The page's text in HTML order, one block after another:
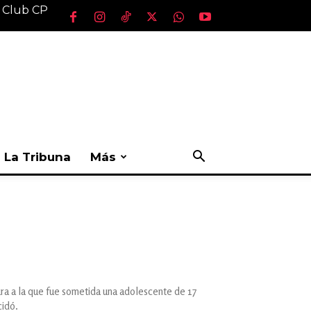
CP
La Tribuna Más
a la que fue sometida una adolescente de 17